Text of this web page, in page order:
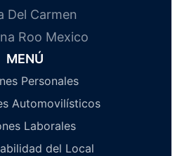
Del Carmen
Roo Mexico
MENÚ
Personales
Automovilísticos
Laborales
del Local